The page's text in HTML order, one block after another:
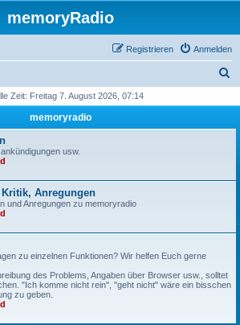
memoryRadio
Anmelden
Registrieren
h
Zeit: Freitag 7. August 2026, 07:14
memoryradio
usw.
Anregungen
und Anregungen zu memoryradio
zu einzelnen Funktionen? Wir helfen Euch gerne
des Problems, Angaben über Browser usw., solltet
"Ich komme nicht rein", "geht nicht" wäre ein bisschen
zu geben.